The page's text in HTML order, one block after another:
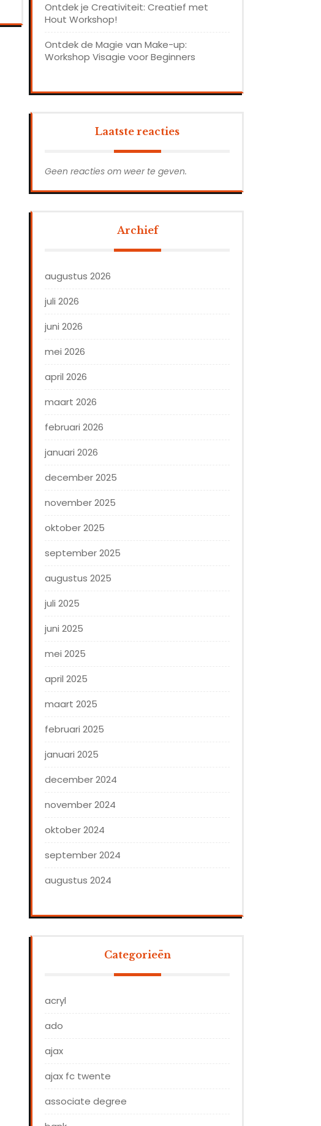
Ontdek je Creativiteit: Creatief met
Hout Workshop!
Ontdek de Magie van Make-up:
Workshop Visagie voor Beginners
Laatste reacties
Geen reacties om weer te geven.
Archief
augustus 2026
juli 2026
juni 2026
mei 2026
april 2026
maart 2026
februari 2026
januari 2026
december 2025
november 2025
oktober 2025
september 2025
augustus 2025
juli 2025
juni 2025
mei 2025
april 2025
maart 2025
februari 2025
januari 2025
december 2024
november 2024
oktober 2024
september 2024
augustus 2024
Categorieën
acryl
ado
ajax
ajax fc twente
associate degree